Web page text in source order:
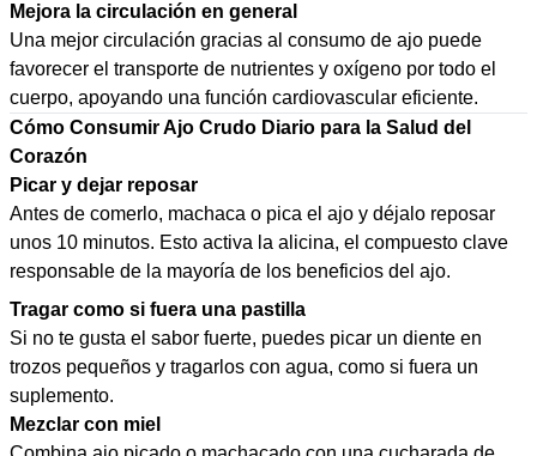
Mejora la circulación en general
Una mejor circulación gracias al consumo de ajo puede
favorecer el transporte de nutrientes y oxígeno por todo el
cuerpo, apoyando una función cardiovascular eficiente.
Cómo Consumir Ajo Crudo Diario para la Salud del
Corazón
Picar y dejar reposar
Antes de comerlo, machaca o pica el ajo y déjalo reposar
unos 10 minutos. Esto activa la alicina, el compuesto clave
responsable de la mayoría de los beneficios del ajo.
Tragar como si fuera una pastilla
Si no te gusta el sabor fuerte, puedes picar un diente en
trozos pequeños y tragarlos con agua, como si fuera un
suplemento.
Mezclar con miel